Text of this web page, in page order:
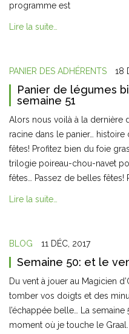
programme est
Lire la suite…
PANIER DES ADHÉRENTS 18
Panier de légumes
semaine 51
Alors nous voilà à la dernière
racine dans le panier…
fêtes! Profitez bien du foie
trilogie poireau-chou-navet
fêtes… Passez de belles
Lire la suite…
BLOG 11 DÉC, 2017
Semaine 50: et le
Du vent à jouer au Magicien
tomber vos doigts et des
l’échappée belle… La
moment où je touche le